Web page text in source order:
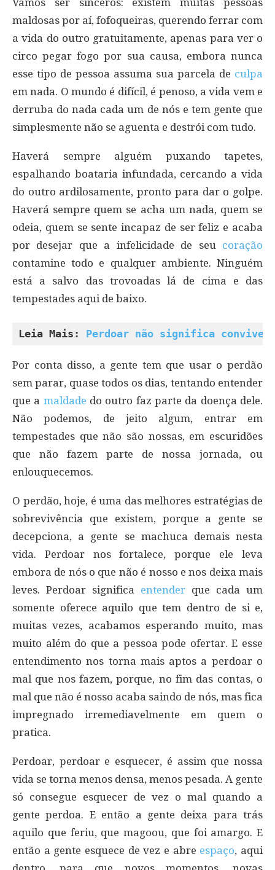
Vamos ser sinceros: existem muitas pessoas
maldosas por aí, fofoqueiras, querendo ferrar com
a vida do outro gratuitamente, apenas para ver o
circo pegar fogo por sua causa, embora nunca
esse tipo de pessoa assuma sua parcela de culpa
em nada. O mundo é difícil, é penoso, a vida vem e
derruba do nada cada um de nós e tem gente que
simplesmente não se aguenta e destrói com tudo.
Haverá sempre alguém puxando tapetes,
espalhando boataria infundada, cercando a vida
do outro ardilosamente, pronto para dar o golpe.
Haverá sempre quem se acha um nada, quem se
odeia, quem se sente incapaz de ser feliz e acaba
por desejar que a infelicidade de seu coração
contamine todo e qualquer ambiente. Ninguém
está a salvo das trovoadas lá de cima e das
tempestades aqui de baixo.
Leia Mais: Perdoar não significa conviver
Por conta disso, a gente tem que usar o perdão
sem parar, quase todos os dias, tentando entender
que a maldade do outro faz parte da doença dele.
Não podemos, de jeito algum, entrar em
tempestades que não são nossas, em escuridões
que não fazem parte de nossa jornada, ou
enlouquecemos.
O perdão, hoje, é uma das melhores estratégias de
sobrevivência que existem, porque a gente se
decepciona, a gente se machuca demais nesta
vida. Perdoar nos fortalece, porque ele leva
embora de nós o que não é nosso e nos deixa mais
leves. Perdoar significa entender que cada um
somente oferece aquilo que tem dentro de si e,
muitas vezes, acabamos esperando muito, mas
muito além do que a pessoa pode ofertar. E esse
entendimento nos torna mais aptos a perdoar o
mal que nos fazem, porque, no fim das contas, o
mal que não é nosso acaba saindo de nós, mas fica
impregnado irremediavelmente em quem o
pratica.
Perdoar, perdoar e esquecer, é assim que nossa
vida se torna menos densa, menos pesada. A gente
só consegue esquecer de vez o mal quando a
gente perdoa. E então a gente deixa para trás
aquilo que feriu, que magoou, que foi amargo. E
então a gente esquece de vez e abre espaço, aqui